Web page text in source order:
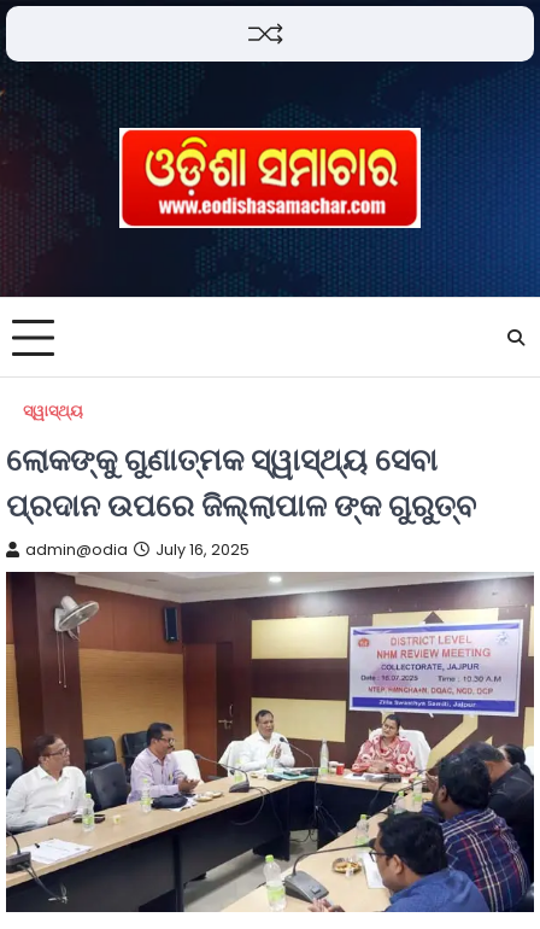
ସ୍ୱାସ୍ଥ୍ୟ
ଲୋକଙ୍କୁ ଗୁଣାତ୍ମକ ସ୍ୱାସ୍ଥ୍ୟ ସେବା
ପ୍ରଦାନ ଉପରେ ଜିଲ୍ଲାପାଳ ଙ୍କ ଗୁରୁତ୍ବ
admin@odia July 16, 2025